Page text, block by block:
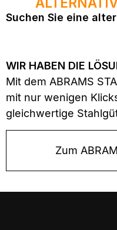
Suchen Sie eine
WIR HABEN DIE
Mit dem ABRAMS
mit nur wenigen
gleichwertige
Zum